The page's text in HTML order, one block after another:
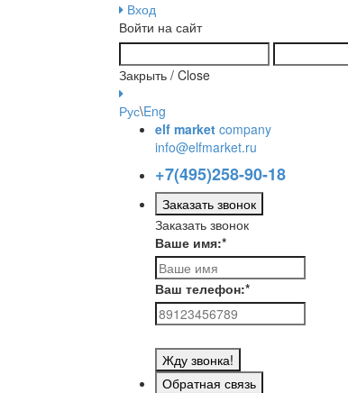
Вход
Войти на сайт
Закрыть / Close
Рус\Eng
elf market company
info@elfmarket.ru
+7(495)258-90-18
Заказать звонок
Заказать звонок
Ваше имя:*
Ваш телефон:*
Жду звонка!
Обратная связь